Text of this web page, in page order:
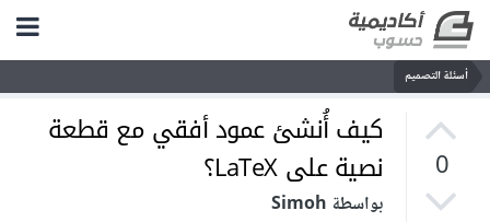
أسئلة التصميم
0
كيف أُنشئ عمود أفقي مع قطعة
نصية على LaTeX؟
بواسطة Simoh